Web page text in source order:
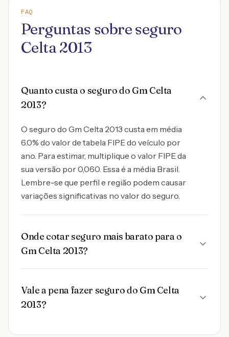
FAQ
Perguntas sobre seguro
Celta 2013
Quanto custa o seguro do Gm Celta
2013?
O seguro do Gm Celta 2013 custa em média
6.0% do valor de tabela FIPE do veículo por
ano. Para estimar, multiplique o valor FIPE da
sua versão por 0,060. Essa é a média Brasil.
Lembre-se que perfil e região podem causar
variações significativas no valor do seguro.
Onde cotar seguro mais barato para o
Gm Celta 2013?
Vale a pena fazer seguro do Gm Celta
2013?